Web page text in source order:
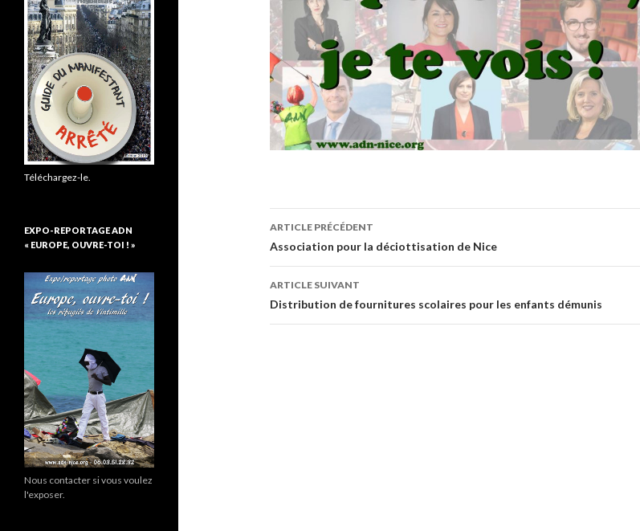
Navigation
des
articles
ARTICLE PRÉCÉDENT
Association pour la déciottisation de Nice
ARTICLE SUIVANT
Distribution de fournitures scolaires pour les enfants démunis
Téléchargez-le.
EXPO-REPORTAGE ADN
« EUROPE, OUVRE-TOI ! »
Nous contacter si vous voulez
l'exposer.